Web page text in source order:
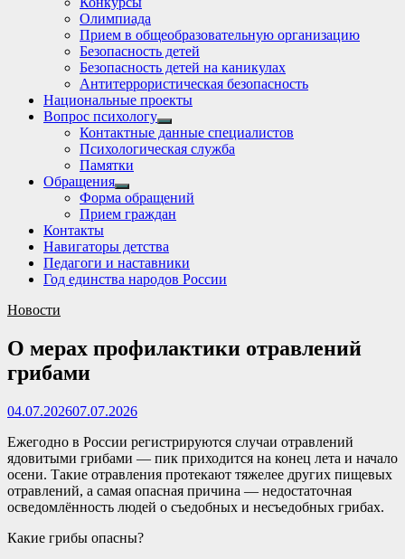
Олимпиада
Прием в общеобразовательную организацию
Безопасность детей
Безопасность детей на каникулах
Антитеррористическая безопасность
Национальные проекты
Вопрос психологу
Show
sub
menu
Контактные данные специалистов
Психологическая служба
Памятки
Обращения
Show
sub
menu
Форма обращений
Прием граждан
Контакты
Навигаторы детства
Педагоги и наставники
Год единства народов России
Новости
О мерах профилактики отравлений
грибами
04.07.202607.07.2026
Ежегодно в России регистрируются случаи отравлений
ядовитыми грибами — пик приходится на конец лета и начало
осени. Такие отравления протекают тяжелее других пищевых
отравлений, а самая опасная причина — недостаточная
осведомлённость людей о съедобных и несъедобных грибах.
Какие грибы опасны?